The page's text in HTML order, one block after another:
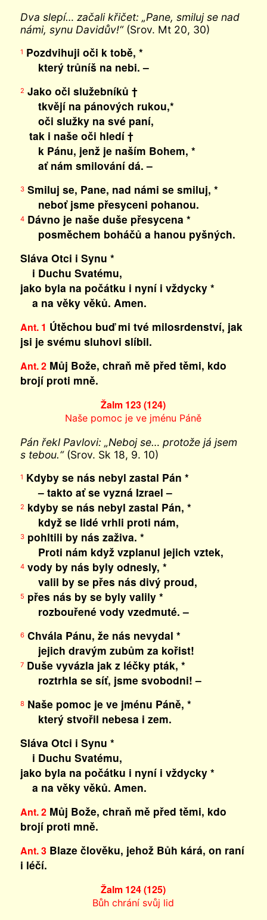
Dva slepí… začali křičet: „Pane, smiluj se nad
námi, synu Davidův!“(Srov. Mt 20, 30)
1 Pozdvihuji oči k tobě, *
který trůníš na nebi. –
2 Jako oči služebníků †
tkvějí na pánových rukou,*
oči služky na své paní,
tak i naše oči hledí †
k Pánu, jenž je naším Bohem, *
ať nám smilování dá. –
3Smiluj se, Pane, nad námi se smiluj, *
neboť jsme přesyceni pohanou.
4Dávno je naše duše přesycena *
posměchem boháčů a hanou pyšných.
Sláva Otci i Synu *
i Duchu Svatému,
jako byla na počátku i nyní i vždycky *
a na věky věků. Amen.
Ant. 1 Útěchou buď mi tvé milosrdenství, jak
jsi je svému sluhovi slíbil.
Ant. 2Můj Bože, chraň mě před těmi, kdo
brojí proti mně.
Žalm 123 (124)
Naše pomoc je ve jménu Páně
Pán řekl Pavlovi: „Neboj se… protože já jsem
s tebou.“(Srov. Sk 18, 9. 10)
1 Kdyby se nás nebyl zastal Pán *
– takto ať se vyzná Izrael –
2 kdyby se nás nebyl zastal Pán, *
když se lidé vrhli proti nám,
3pohltili by nás zaživa. *
Proti nám když vzplanul jejich vztek,
4vody by nás byly odnesly, *
valil by se přes nás divý proud,
5 přes nás by se byly valily *
rozbouřené vody vzedmuté. –
6Chvála Pánu, že nás nevydal *
jejich dravým zubům za kořist!
7Duše vyvázla jak z léčky pták, *
roztrhla se síť, jsme svobodni! –
8 Naše pomoc je ve jménu Páně, *
který stvořil nebesa i zem.
Sláva Otci i Synu *
i Duchu Svatému,
jako byla na počátku i nyní i vždycky *
a na věky věků. Amen.
Ant. 2Můj Bože, chraň mě před těmi, kdo
brojí proti mně.
Ant. 3Blaze člověku, jehož Bůh kárá, on raní
i léčí.
Žalm 124 (125)
Bůh chrání svůj lid